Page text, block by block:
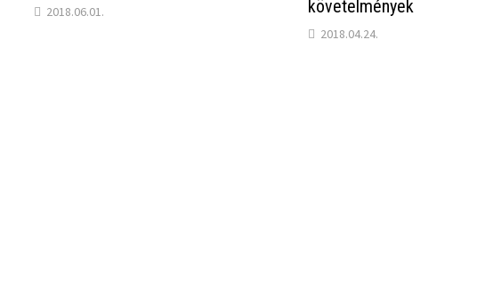
2018.06.01.
követelmények
2018.04.24.